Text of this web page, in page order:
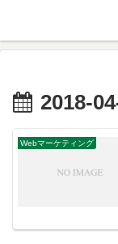
2018-
Webマーケティング